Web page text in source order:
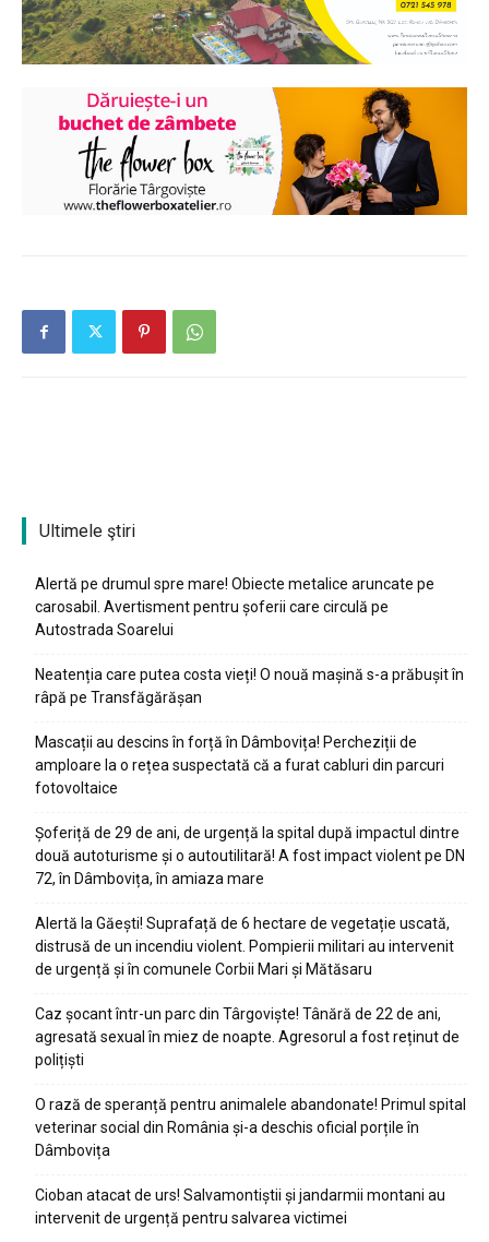
Ultimele ştiri
Alertă pe drumul spre mare! Obiecte metalice aruncate pe
carosabil. Avertisment pentru șoferii care circulă pe
Autostrada Soarelui
Neatenția care putea costa vieți! O nouă mașină s-a prăbușit în
râpă pe Transfăgărășan
Mascații au descins în forță în Dâmbovița! Percheziții de
amploare la o rețea suspectată că a furat cabluri din parcuri
fotovoltaice
Șoferiță de 29 de ani, de urgență la spital după impactul dintre
două autoturisme și o autoutilitară! A fost impact violent pe DN
72, în Dâmbovița, în amiaza mare
Alertă la Găești! Suprafață de 6 hectare de vegetație uscată,
distrusă de un incendiu violent. Pompierii militari au intervenit
de urgență și în comunele Corbii Mari și Mătăsaru
Caz șocant într-un parc din Târgoviște! Tânără de 22 de ani,
agresată sexual în miez de noapte. Agresorul a fost reținut de
polițiști
O rază de speranță pentru animalele abandonate! Primul spital
veterinar social din România și-a deschis oficial porțile în
Dâmbovița
Cioban atacat de urs! Salvamontiștii și jandarmii montani au
intervenit de urgență pentru salvarea victimei